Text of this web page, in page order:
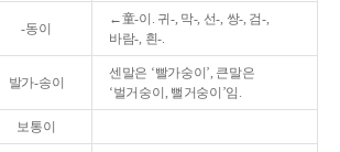
-동이
←童-이. 귀-, 막-, 선-, 쌍-, 검-,
바람-, 흰-.
발가-송이
센말은 ‘빨가숭이’, 큰말은
‘벌거숭이, 뻘거숭이’임.
보통이